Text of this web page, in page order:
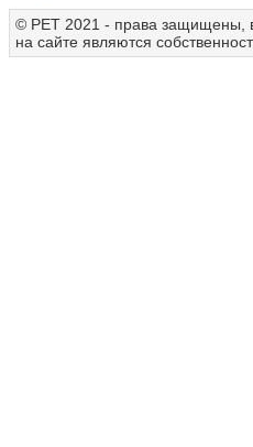
© РЕТ 2021 - права защищены,
на сайте являются